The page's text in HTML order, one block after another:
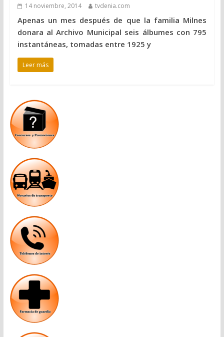
14 noviembre, 2014 tvdenia.com
Apenas un mes después de que la familia Milnes
donara al Archivo Municipal seis álbumes con 795
instantáneas, tomadas entre 1925 y
Leer más